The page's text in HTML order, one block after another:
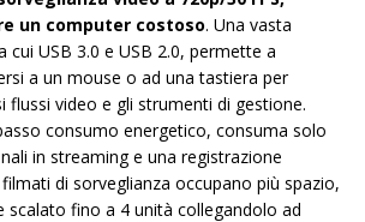
un computer costoso. Una vasta
cui USB 3.0 e USB 2.0, permette a
a un mouse o ad una tastiera per
flussi video e gli strumenti di gestione.
consumo energetico, consuma solo
in streaming e una registrazione
di sorveglianza occupano più spazio,
scalato fino a 4 unità collegandolo ad